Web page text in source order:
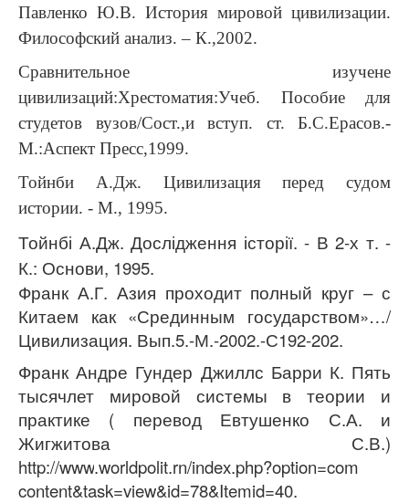
Павленко Ю.В. История мировой цивилизации.
Философский анализ. – К.,2002.
Сравнительное изучене
цивилизаций:Хрестоматия:Учеб. Пособие для
студетов вузов/Сост.,и вступ. ст. Б.С.Ерасов.-
М.:Аспект Пресс,1999.
Тойнби А.Дж. Цивилизация перед судом
истории. - М., 1995.
Тойнбі А.Дж. Дослідження історії. - В 2-х т. -
К.: Основи, 1995.
Франк А.Г. Азия проходит полный круг – с
Китаем как «Срединным государством»…/
Цивилизация. Вып.5.-М.-2002.-С192-202.
Франк Андре Гундер Джиллс Барри К. Пять
тысячлет мировой системы в теории и
практике ( перевод Евтушенко С.А. и
Жигжитова С.В.)
http://www.worldpolit.rn/index.php?option=com
content&task=view&id=78&Itemid=40.